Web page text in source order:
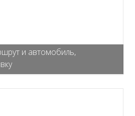
и автомобиль,